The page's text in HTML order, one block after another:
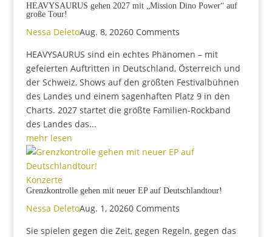
HEAVYSAURUS gehen 2027 mit „Mission Dino Power“ auf
große Tour!
Nessa DeletoAug. 8, 20260 Comments
HEAVYSAURUS sind ein echtes Phänomen – mit
gefeierten Auftritten in Deutschland, Österreich und
der Schweiz, Shows auf den größten Festivalbühnen
des Landes und einem sagenhaften Platz 9 in den
Charts. 2027 startet die größte Familien-Rockband
des Landes das...
mehr lesen
Konzerte
Grenzkontrolle gehen mit neuer EP auf Deutschlandtour!
Nessa DeletoAug. 1, 20260 Comments
Sie spielen gegen die Zeit, gegen Regeln, gegen das